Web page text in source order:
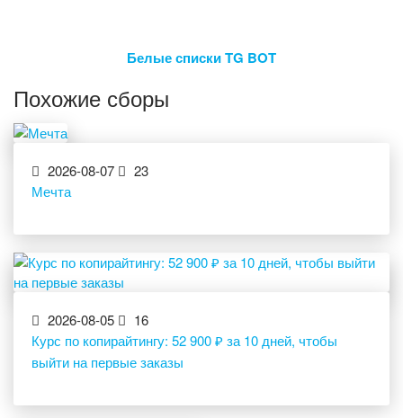
Белые списки TG BOT
Похожие сборы
2026-08-07
23
Мечта
2026-08-05
16
Курс по копирайтингу: 52 900 ₽ за 10 дней, чтобы
выйти на первые заказы